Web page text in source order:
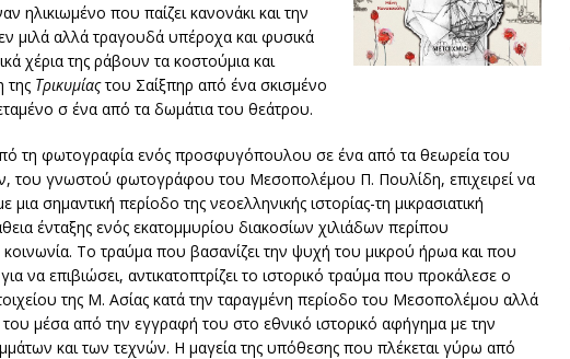
ηλικιωμένο που παίζει κανονάκι και την
μιλά αλλά τραγουδά υπέροχα και φυσικά
χέρια της ράβουν τα κοστούμια και
της Τρικυμίαςτου Σαίξπηρ από ένα σκισμένο
σ ένα από τα δωμάτια του θεάτρου.
τη φωτογραφία ενός προσφυγόπουλου σε ένα από τα θεωρεία του
του γνωστού φωτογράφου του Μεσοπολέμου Π. Πουλίδη, επιχειρεί να
σημαντική περίοδο της νεοελληνικής ιστορίας-τη μικρασιατική
ένταξης ενός εκατομμυρίου διακοσίων χιλιάδων περίπου
Το τραύμα που βασανίζει την ψυχή του μικρού ήρωα και που
να επιβιώσει, αντικατοπτρίζει το ιστορικό τραύμα που προκάλεσε ο
της Μ. Ασίας κατά την ταραγμένη περίοδο του Μεσοπολέμου αλλά
του μέσα από την εγγραφή του στο εθνικό ιστορικό αφήγημα με την
και των τεχνών. Η μαγεία της υπόθεσης που πλέκεται γύρω από